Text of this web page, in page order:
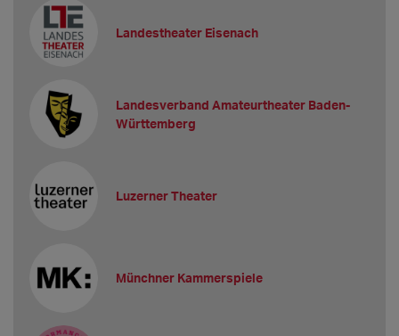
Landestheater Eisenach
Landesverband Amateurtheater Baden-
Württemberg
Luzerner Theater
Münchner Kammerspiele